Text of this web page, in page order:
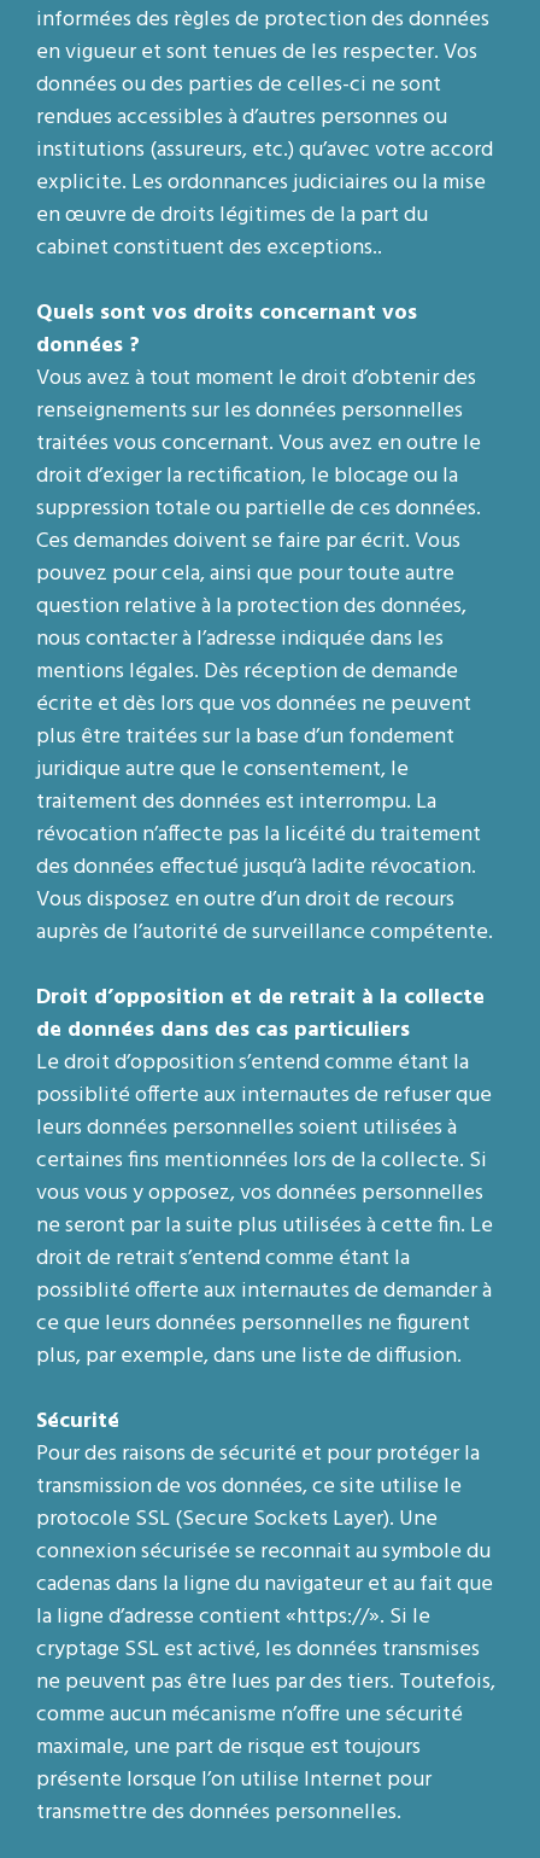
informées des règles de protection des données
en vigueur et sont tenues de les respecter. Vos
données ou des parties de celles-ci ne sont
rendues accessibles à d’autres personnes ou
institutions (assureurs, etc.) qu’avec votre accord
explicite. Les ordonnances judiciaires ou la mise
en œuvre de droits légitimes de la part du
cabinet constituent des exceptions..
Quels sont vos droits concernant vos
données ?
Vous avez à tout moment le droit d’obtenir des
renseignements sur les données personnelles
traitées vous concernant. Vous avez en outre le
droit d’exiger la rectification, le blocage ou la
suppression totale ou partielle de ces données.
Ces demandes doivent se faire par écrit. Vous
pouvez pour cela, ainsi que pour toute autre
question relative à la protection des données,
nous contacter à l’adresse indiquée dans les
mentions légales. Dès réception de demande
écrite et dès lors que vos données ne peuvent
plus être traitées sur la base d’un fondement
juridique autre que le consentement, le
traitement des données est interrompu. La
révocation n’affecte pas la licéité du traitement
des données effectué jusqu’à ladite révocation.
Vous disposez en outre d’un droit de recours
auprès de l’autorité de surveillance compétente.
Droit d’opposition et de retrait à la collecte
de données dans des cas particuliers
Le droit d’opposition s’entend comme étant la
possiblité offerte aux internautes de refuser que
leurs données personnelles soient utilisées à
certaines fins mentionnées lors de la collecte. Si
vous vous y opposez, vos données personnelles
ne seront par la suite plus utilisées à cette fin. Le
droit de retrait s’entend comme étant la
possiblité offerte aux internautes de demander à
ce que leurs données personnelles ne figurent
plus, par exemple, dans une liste de diffusion.
Sécurité
Pour des raisons de sécurité et pour protéger la
transmission de vos données, ce site utilise le
protocole SSL (Secure Sockets Layer). Une
connexion sécurisée se reconnait au symbole du
cadenas dans la ligne du navigateur et au fait que
la ligne d’adresse contient «https://». Si le
cryptage SSL est activé, les données transmises
ne peuvent pas être lues par des tiers. Toutefois,
comme aucun mécanisme n’offre une sécurité
maximale, une part de risque est toujours
présente lorsque l’on utilise Internet pour
transmettre des données personnelles.